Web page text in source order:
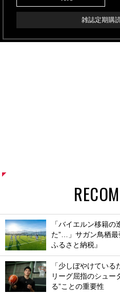
雑誌定期購
「バイエルン移籍の
た”…」サガン鳥栖最
ふるさと納税』
「少しぼやけてい
リーグ屈指のシュー
る”ことの重要性